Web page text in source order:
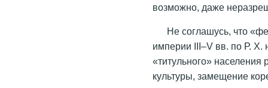
возможно, даже
Не соглашусь, что
империи III–V вв. по Р.
«титульного»
культуры, замещение